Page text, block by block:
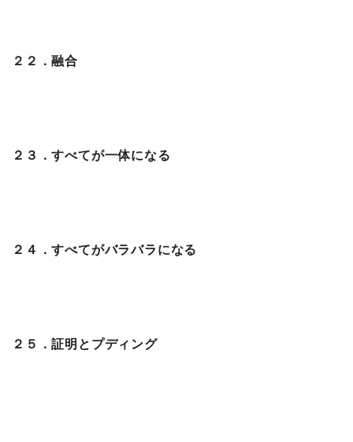
２２．融合
２３．すべてが一体になる
２４．すべてがバラバラになる
２５．証明とプディング